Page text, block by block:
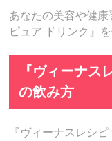
あなたの美容や健
ピュア ドリンク』
『ヴィーナス
の飲み方
『ヴィーナスレシ